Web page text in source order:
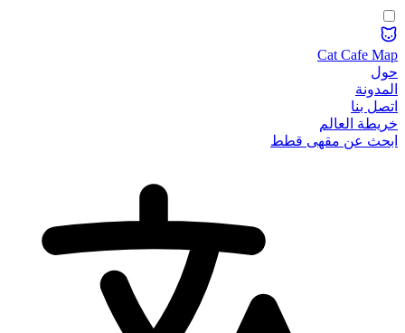
Cat Cafe Map
حول
المدونة
اتصل بنا
خريطة العالم
ابحث عن مقهى قطط